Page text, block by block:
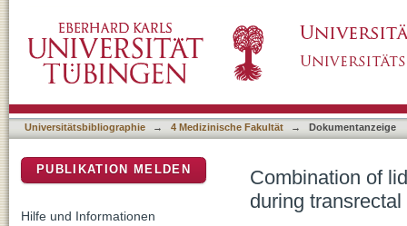
biopsy: A prospective randomized trial
Universitätsbibliographie → 4 Medizinische Fakultät → Dokumentanzeige
Combination of
during
PUBLIKATION MELDEN
Hilfe und Informationen